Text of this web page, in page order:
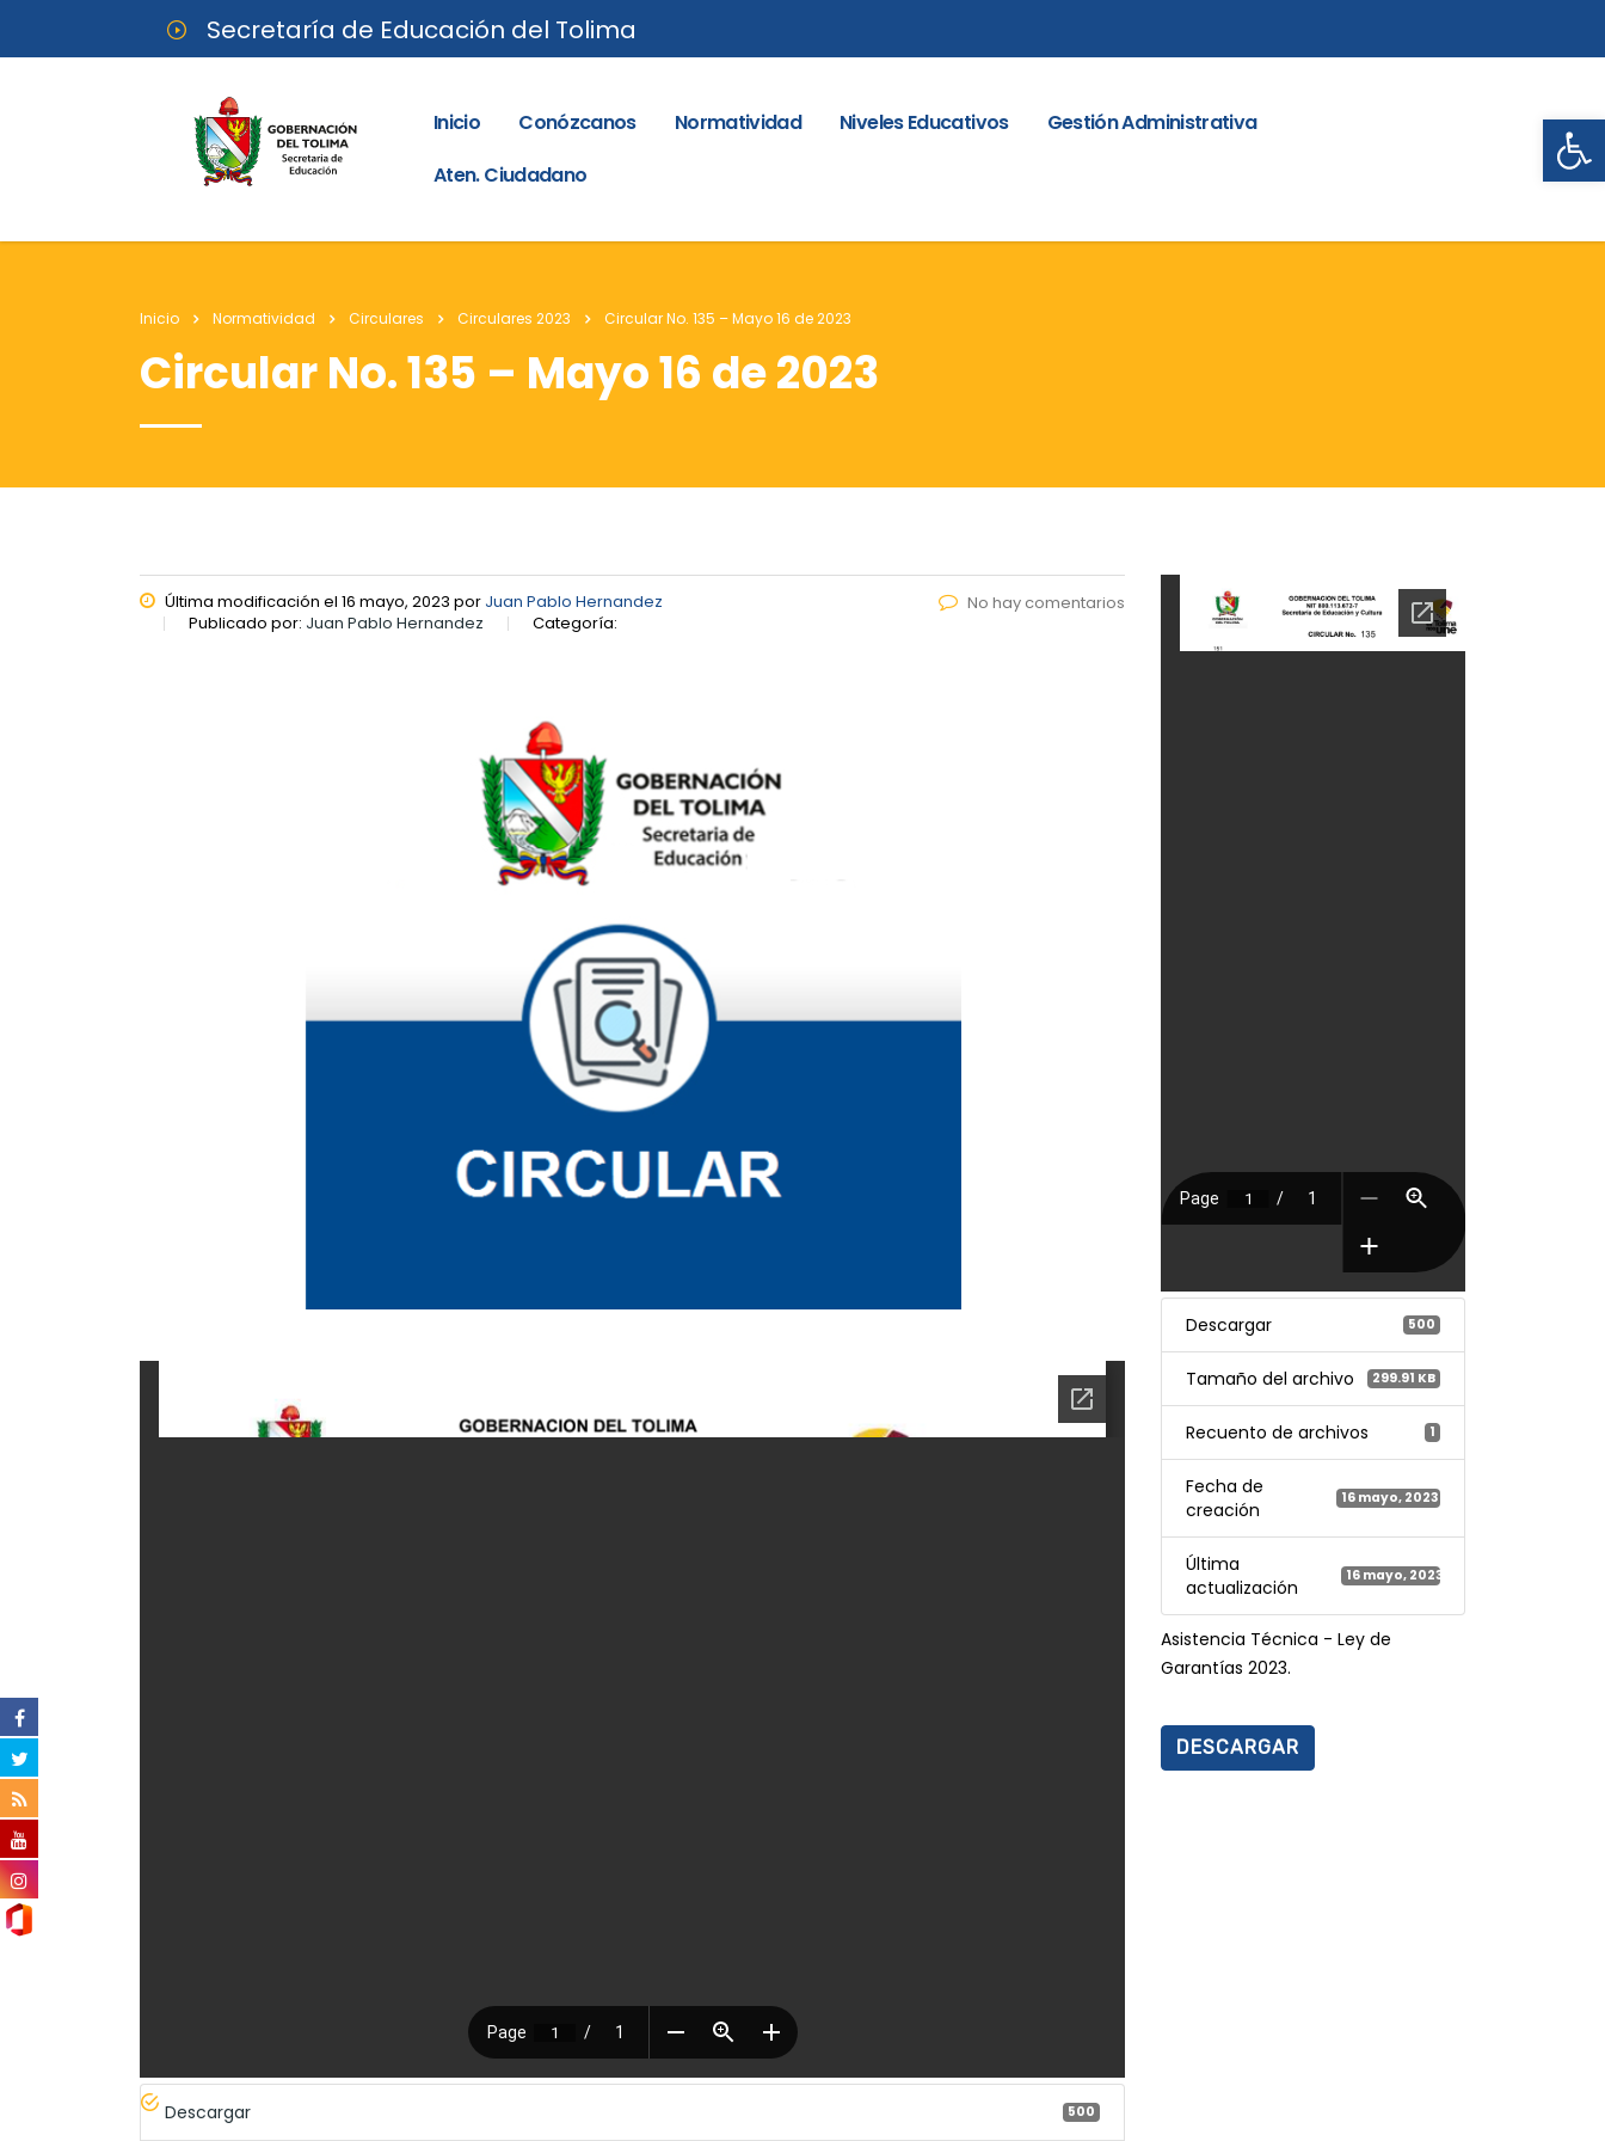
Secretaría de Educación del Tolima
Inicio Conózcanos Normatividad Niveles Educativos
Gestión Administrativa
Aten. Ciudadano
Inicio Normatividad Circulares Circulares 2023 Circular No. 135 – Mayo 16 de 2023
Circular No. 135 – Mayo 16 de 2023
Última modificación el 16 mayo, 2023 por Juan Pablo Hernandez
Publicado por: Juan Pablo Hernandez Categoría:
No hay comentarios
Descargar 500
Descargar 500
Tamaño del archivo 299.91 KB
Recuento de archivos 1
Fecha de
creación
16 mayo, 2023
Última
actualización
16 mayo, 2023
Asistencia Técnica - Ley de
Garantías 2023.
DESCARGAR